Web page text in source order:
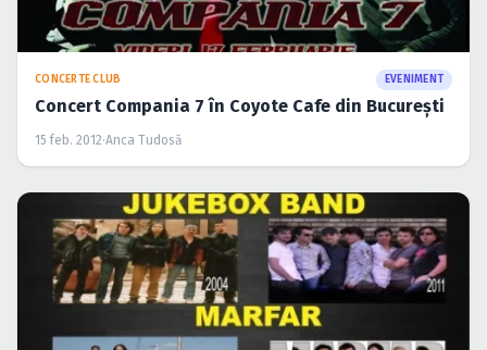
CONCERTE CLUB EVENIMENT
Concert Compania 7 în Coyote Cafe din Bucureşti
15 feb. 2012·Anca Tudosă